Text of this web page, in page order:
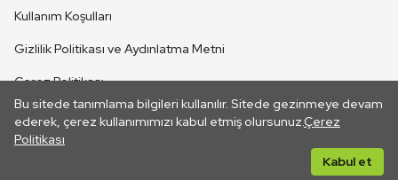
Bu sitede tanımlama bilgileri kullanılır. Sitede gezinmeye devam
ederek, çerez kullanımımızı kabul etmiş olursunuz.Çerez
Politikası
Kabul et
CANLI YAYINLAR
Kullanım Koşulları
Gizlilik Politikası ve Aydınlatma Metni
Çerez Politikası
İletişim
Her hakkı saklıdır. ©2026 TRT. Bağlantı yoluyla gidilen dış